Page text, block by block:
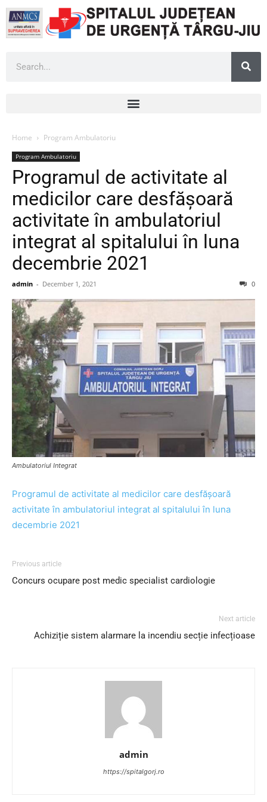
Home Program Ambulatoriu
Program Ambulatoriu
Programul de activitate al
medicilor care desfășoară
activitate în ambulatoriul
integrat al spitalului în luna
decembrie 2021
admin - December 1, 2021 0
Ambulatoriul Integrat
Programul de activitate al medicilor care desfășoară
activitate în ambulatoriul integrat al spitalului în luna
decembrie 2021
Previous article
Concurs ocupare post medic specialist cardiologie
Next article
Achiziție sistem alarmare la incendiu secție infecțioase
admin
https://spitalgorj.ro